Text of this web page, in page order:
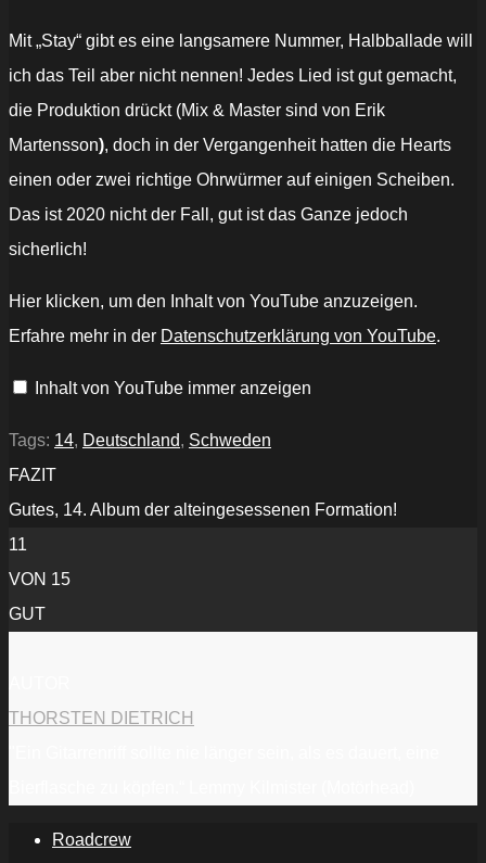
Mit „Stay“ gibt es eine langsamere Nummer, Halbballade will
ich das Teil aber nicht nennen! Jedes Lied ist gut gemacht,
die Produktion drückt (Mix & Master sind von Erik
Martensson), doch in der Vergangenheit hatten die Hearts
einen oder zwei richtige Ohrwürmer auf einigen Scheiben.
Das ist 2020 nicht der Fall, gut ist das Ganze jedoch
sicherlich!
„JADED
HEART
Stand
(Lyric
YouTube
anzeigen
Hier klicken, um den Inhalt von YouTube anzuzeigen.
Erfahre mehr in der Datenschutzerklärung von YouTube.
Inhalt von YouTube immer anzeigen
Tags: 14, Deutschland, Schweden
FAZIT
Gutes, 14. Album der alteingesessenen Formation!
11
VON 15
GUT
THORSTEN DIETRICH
Roadcrew